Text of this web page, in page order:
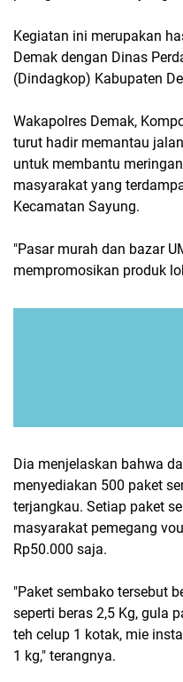
Kegiatan ini merupakan
Demak dengan Dinas
(Dindagkop) Kabupaten
Wakapolres Demak,
turut hadir memantau
untuk membantu
masyarakat yang
Kecamatan Sayung.
"Pasar murah dan bazar
mempromosikan produk
Dia menjelaskan bahwa
menyediakan 500 paket
terjangkau. Setiap paket
masyarakat pemegang
Rp50.000 saja.
"Paket sembako tersebut
seperti beras 2,5 Kg, gula
teh celup 1 kotak, mie
1 kg," terangnya.